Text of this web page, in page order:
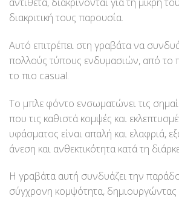
διακριτική τους παρουσία.
Αυτό επιτρέπει στη γραβάτα να
πολλούς τύπους ενδυμασιών, από το
το πιο casual.
Το μπλε φόντο ενσωματώνει τις
που τις καθιστά κομψές και
υφάσματος είναι απαλή και ελαφριά,
άνεση και ανθεκτικότητα κατά τη
Η γραβάτα αυτή συνδυάζει την
σύγχρονη κομψότητα, δημιουργώντας